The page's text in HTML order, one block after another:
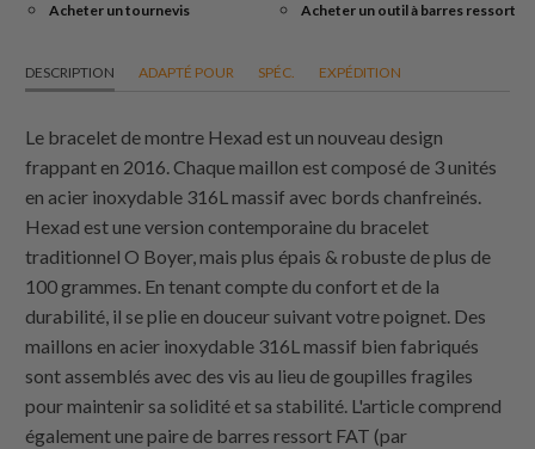
Acheter un tournevis Acheter un outil à barres ressort
DESCRIPTION ADAPTÉ POUR SPÉC. EXPÉDITION
Le bracelet de montre Hexad est un nouveau design
frappant en 2016. Chaque maillon est composé de 3 unités
en acier inoxydable 316L massif avec bords chanfreinés.
Hexad est une version contemporaine du bracelet
traditionnel O Boyer, mais plus épais & robuste de plus de
100 grammes. En tenant compte du confort et de la
durabilité, il se plie en douceur suivant votre poignet. Des
maillons en acier inoxydable 316L massif bien fabriqués
sont assemblés avec des vis au lieu de goupilles fragiles
pour maintenir sa solidité et sa stabilité. L'article comprend
également une paire de barres ressort FAT (par